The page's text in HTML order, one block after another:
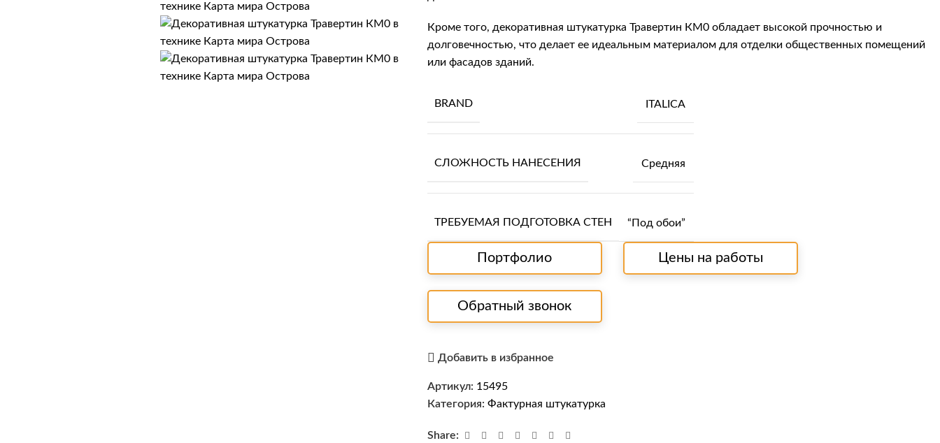
Кроме того, декоративная штукатурка Травертин КМ0 обладает высокой прочностью и
долговечностью, что делает ее идеальным материалом для отделки общественных помещений
или фасадов зданий.
BRAND ITALICA
СЛОЖНОСТЬ НАНЕСЕНИЯ Средняя
ТРЕБУЕМАЯ ПОДГОТОВКА СТЕН “Под обои”
Портфолио Цены на работы
Обратный звонок
Добавить в избранное
Артикул: 15495
Категория: Фактурная штукатурка
Share: